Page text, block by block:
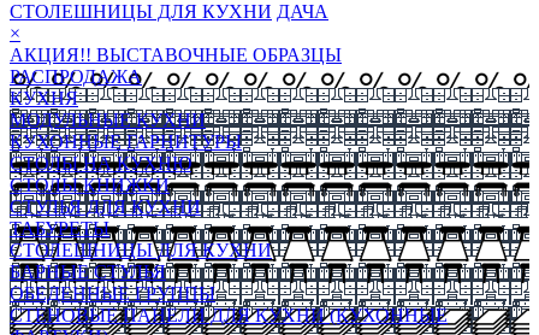
СТОЛЕШНИЦЫ ДЛЯ КУХНИ ДАЧА
×
АКЦИЯ!! ВЫСТАВОЧНЫЕ ОБРАЗЦЫ
РАСПРОДАЖА
КУХНЯ
МОДУЛЬНЫЕ КУХНИ
КУХОННЫЕ ГАРНИТУРЫ
СТОЛЫ НА КУХНЮ
СТОЛЫ КНИЖКИ
СТУЛЬЯ ДЛЯ КУХНИ
ТАБУРЕТЫ
СТОЛЕШНИЦЫ ДЛЯ КУХНИ
БАРНЫЕ СТУЛЬЯ
ОБЕДЕННЫЕ ГРУППЫ
СТЕНОВЫЕ ПАНЕЛИ ДЛЯ КУХНИ (КУХОННЫЕ